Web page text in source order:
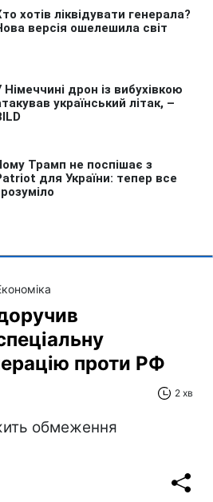
проти РФ
2 хв
обмеження